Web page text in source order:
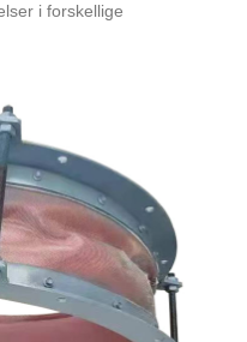
i forskellige